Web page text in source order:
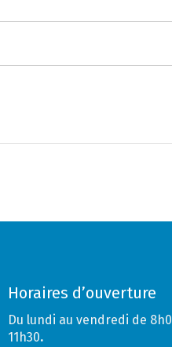
Horaires d’ouverture
Du lundi au vendredi de
11h30.